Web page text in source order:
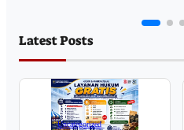
Latest Posts
Uncategorized